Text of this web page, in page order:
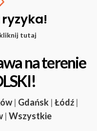
kliknij tutaj
na terenie
| Gdańsk | Łódź |
| Wszystkie